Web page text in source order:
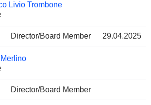
Livio Trombone
Director/Board Member 29.04.2025
Director/Board Member